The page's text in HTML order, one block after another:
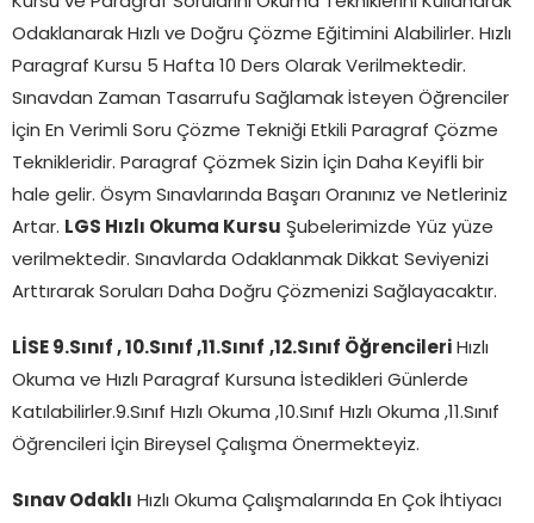
Odaklanarak Hızlı ve Doğru Çözme Eğitimini Alabilirler. Hızlı
Paragraf Kursu 5 Hafta 10 Ders Olarak Verilmektedir.
Sınavdan Zaman Tasarrufu Sağlamak İsteyen Öğrenciler
İçin En Verimli Soru Çözme Tekniği Etkili Paragraf Çözme
Teknikleridir. Paragraf Çözmek Sizin İçin Daha Keyifli bir
hale gelir. Ösym Sınavlarında Başarı Oranınız ve Netleriniz
Artar. LGS Hızlı Okuma Kursu Şubelerimizde Yüz yüze
verilmektedir. Sınavlarda Odaklanmak Dikkat Seviyenizi
Arttırarak Soruları Daha Doğru Çözmenizi Sağlayacaktır.
LİSE 9.Sınıf , 10.Sınıf ,11.Sınıf ,12.Sınıf Öğrencileri
Hızlı
Okuma ve Hızlı Paragraf Kursuna İstedikleri Günlerde
Katılabilirler.9.Sınıf Hızlı Okuma ,10.Sınıf Hızlı Okuma ,11.Sınıf
Öğrencileri İçin Bireysel Çalışma Önermekteyiz.
Sınav Odaklı
Hızlı Okuma Çalışmalarında En Çok İhtiyacı